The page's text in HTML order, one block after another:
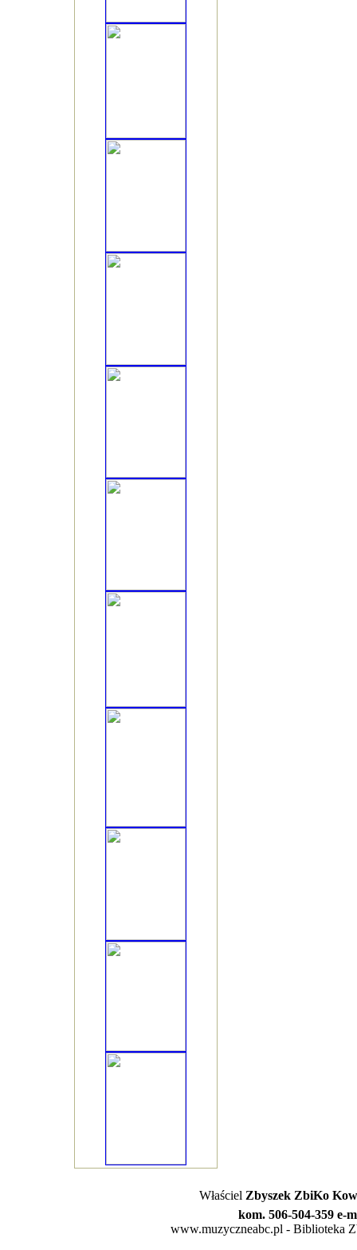
Właściel Zbyszek ZbiKo
kom. 506-504-359 e-
www.muzyczneabc.pl - Biblioteka